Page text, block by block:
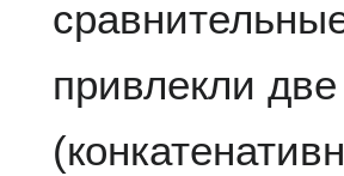
привлекли